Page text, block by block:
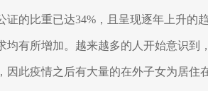
证的比重已达34%，且呈现逐年上升的
有所增加。越来越多的人开始意识到
此疫情之后有大量的在外子女为居住